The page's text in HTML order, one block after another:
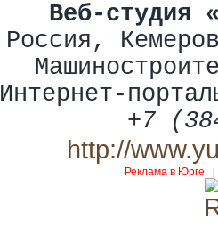
Веб-студия
Россия ,
Интернет-
+7
http://
Реклама в Юрге